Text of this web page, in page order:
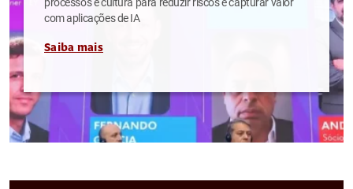
com aplicações de IA
Saiba mais